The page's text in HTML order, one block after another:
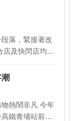
日式b uff…
落，緊接著改
店及快閃店均將
uffe…
熱鬧非凡 今年
鐵青埔站前廣